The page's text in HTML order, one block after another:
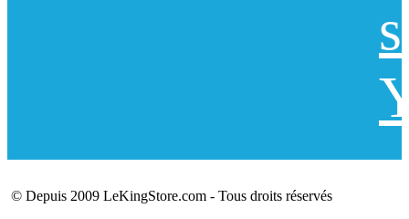
© Depuis 2009 LeKingStore.com - Tous droits réservés